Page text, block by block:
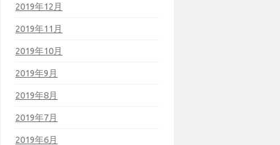
2019年12月
2019年11月
2019年10月
2019年9月
2019年8月
2019年7月
2019年6月